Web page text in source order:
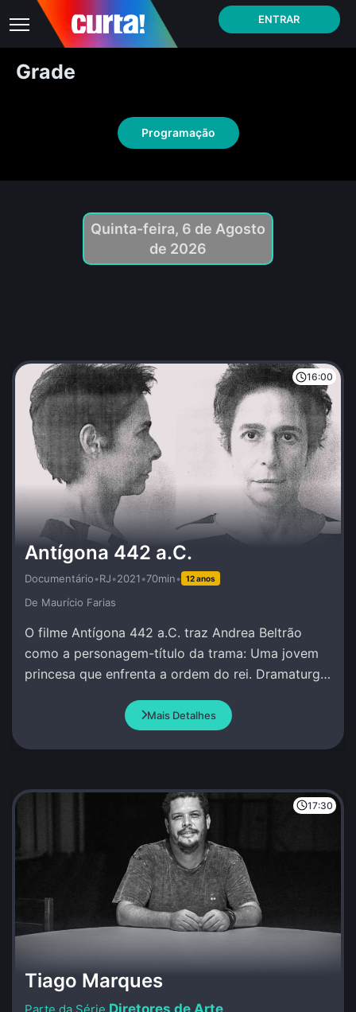
ENTRAR
Grade
Programação
Quinta-feira, 6 de Agosto
de 2026
16:00
Antígona 442 a.C.
Documentário•RJ•2021•70min• 12 anos
De Maurí­cio Farias
O filme Antígona 442 a.C. traz Andrea Beltrão
como a personagem-título da trama: Uma jovem
princesa que enfrenta a ordem do rei. Dramaturgia
Mais Detalhes
17:30
Tiago Marques